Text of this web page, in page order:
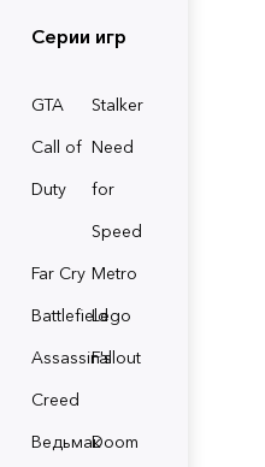
Серии игр
GTA
Stalker
Call of
Duty
Need
for
Speed
Far Cry Metro
BattlefieldLego
Assassin's
Creed
Fallout
ВедьмакDoom